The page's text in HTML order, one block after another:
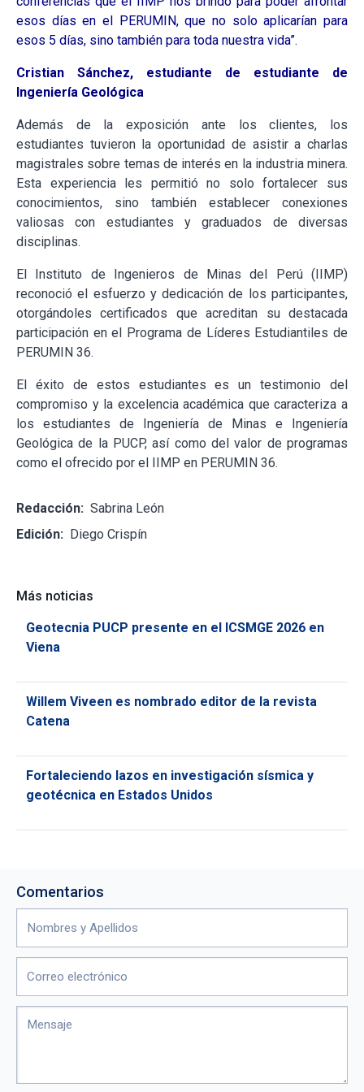
esos días en el PERUMIN, que no solo aplicarían para
esos 5 días, sino también para toda nuestra vida”.
Cristian Sánchez, estudiante de estudiante de
Ingeniería Geológica
Además de la exposición ante los clientes, los
estudiantes tuvieron la oportunidad de asistir a charlas
magistrales sobre temas de interés en la industria minera.
Esta experiencia les permitió no solo fortalecer sus
conocimientos, sino también establecer conexiones
valiosas con estudiantes y graduados de diversas
disciplinas.
El Instituto de Ingenieros de Minas del Perú (IIMP)
reconoció el esfuerzo y dedicación de los participantes,
otorgándoles certificados que acreditan su destacada
participación en el Programa de Líderes Estudiantiles de
PERUMIN 36.
El éxito de estos estudiantes es un testimonio del
compromiso y la excelencia académica que caracteriza a
los estudiantes de Ingeniería de Minas e Ingeniería
Geológica de la PUCP, así como del valor de programas
como el ofrecido por el IIMP en PERUMIN 36.
Redacción: Sabrina León
Edición: Diego Crispín
Más noticias
Geotecnia PUCP presente en el ICSMGE 2026 en
Viena
Willem Viveen es nombrado editor de la revista
Catena
Fortaleciendo lazos en investigación sísmica y
geotécnica en Estados Unidos
Comentarios